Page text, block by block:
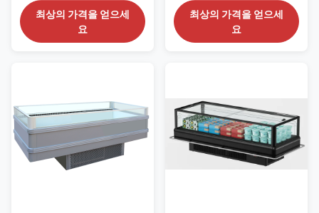
GRACE is a self-contained
island freezer designed for
frozen-food display and
allows customers to view ...
최상의 가격을 얻으세
요
Cooling GRAND is a large-
capacity commercial island
freezer developed for
ice cream, ready meals and ...
최상의 가격을 얻으세
요